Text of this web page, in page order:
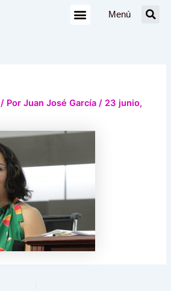
Menú
/ PorJuan José García/ 23 junio,